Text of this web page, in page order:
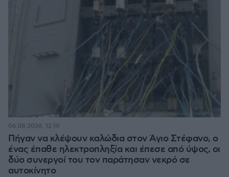
Πήγαν να κλέψουν καλώδια στον Άγιο Στέφανο, ο
ένας έπαθε ηλεκτροπληξία και έπεσε από ύψος, οι
δύο συνεργοί του τον παράτησαν νεκρό σε
αυτοκίνητο
06.08.2026, 12:10